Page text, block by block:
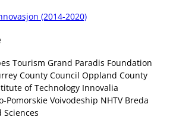
(2014-2020)
Tourism Grand Paradis Foundation
County Council Oppland County
of Technology Innovalia
Pomorskie Voivodeship NHTV Breda